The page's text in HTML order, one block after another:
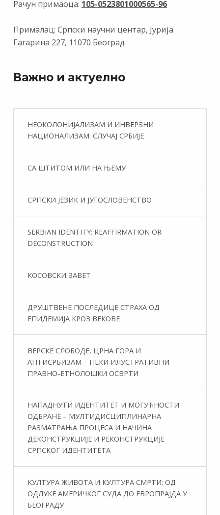
Рачун примаоца: 105-0523801000565-96
Прималац: Српски научни центар, Јурија
Гагарина 227, 11070 Београд
Важно и актуелно
НЕОКОЛОНИЈАЛИЗАМ И ИНВЕРЗНИ
НАЦИОНАЛИЗАМ: СЛУЧАЈ СРБИЈЕ
СА ШТИТОМ ИЛИ НА ЊЕМУ
СРПСКИ ЈЕЗИК И ЈУГОСЛОВЕНСТВО
SERBIAN IDENTITY: REAFFIRMATION OR
DECONSTRUCTION
КОСОВСКИ ЗАВЕТ
ДРУШТВЕНЕ ПОСЛЕДИЦЕ СТРАХА ОД
ЕПИДЕМИЈА КРОЗ ВЕКОВЕ
ВЕРСКЕ СЛОБОДЕ, ЦРНА ГОРА И
АНТИСРБИЗАМ – НЕКИ ИЛУСТРАТИВНИ
ПРАВНО-ЕТНОЛОШКИ ОСВРТИ
НАПАДНУТИ ИДЕНТИТЕТ И МОГУЋНОСТИ
ОДБРАНЕ – МУЛТИДИСЦИПЛИНАРНА
РАЗМАТРАЊА ПРОЦЕСА И НАЧИНА
ДЕКОНСТРУКЦИЈЕ И РЕКОНСТРУКЦИЈЕ
СРПСКОГ ИДЕНТИТЕТА
КУЛТУРА ЖИВОТА И КУЛТУРА СМРТИ: ОД
ОДЛУКЕ АМЕРИЧКОГ СУДА ДО ЕВРОПРАЈДА У
БЕОГРАДУ